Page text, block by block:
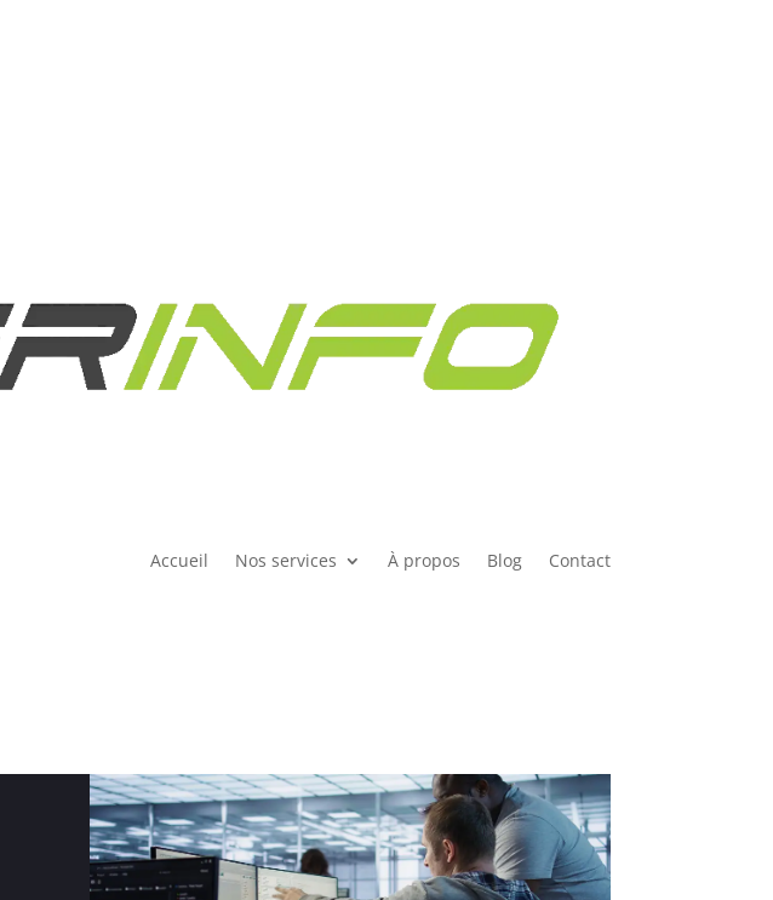
Accueil Nos services À propos Blog Contact